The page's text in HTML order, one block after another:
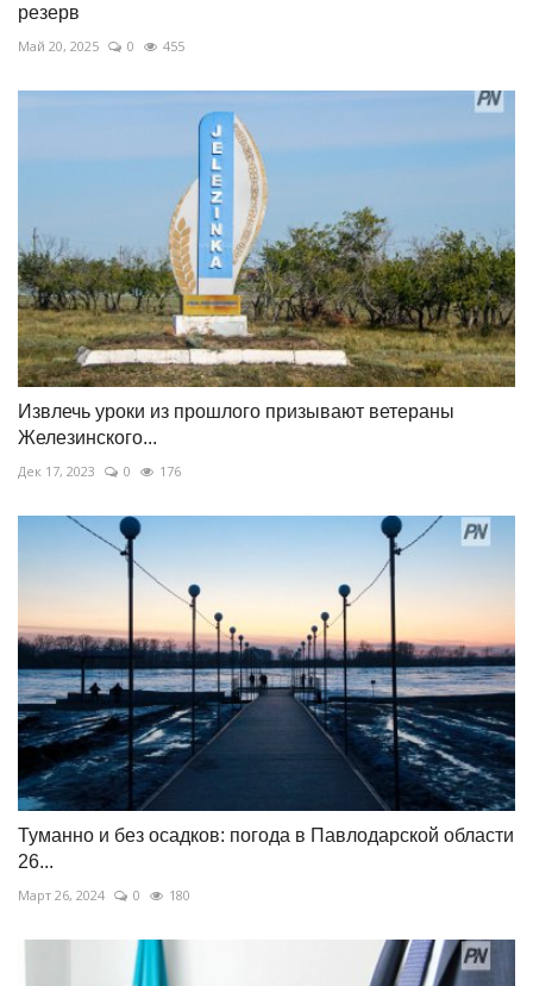
резерв
Май 20, 2025 0 455
Извлечь уроки из прошлого призывают ветераны
Железинского...
Дек 17, 2023 0 176
Туманно и без осадков: погода в Павлодарской области
26...
Март 26, 2024 0 180